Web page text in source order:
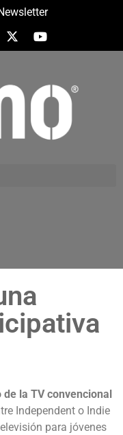
la TV convencional
Independent o Indie
para jóvenes